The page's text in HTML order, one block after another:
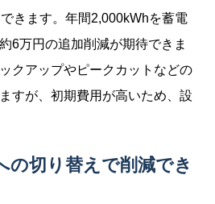
きます。年間2,000kWhを蓄電
6万円の追加削減が期待できま
クアップやピークカットなどの
すが、初期費用が高いため、設
の切り替えで削減でき